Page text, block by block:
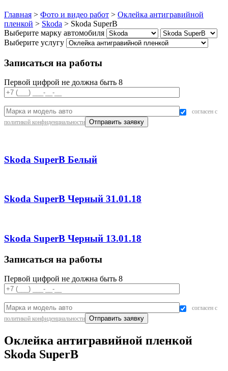
Главная > Фото и видео работ > Оклейка антигравийной
пленкой > Skoda > Skoda SuperB
Выберите марку автомобиля
Выберите услугу
Записаться на работы
Первой цифрой не должна быть 8
согласен с
политикой конфиденциальности
Skoda SuperB Белый
Skoda SuperB Черный 31.01.18
Skoda SuperB Черный 13.01.18
Записаться на работы
Первой цифрой не должна быть 8
согласен с
политикой конфиденциальности
Оклейка антигравийной пленкой
Skoda SuperB